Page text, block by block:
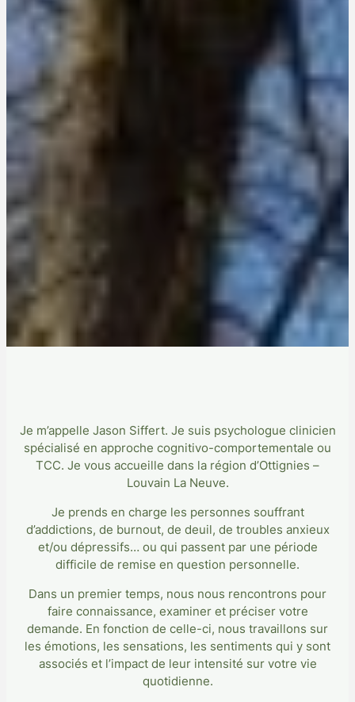
Je m’appelle Jason Siffert. Je suis psychologue clinicien
spécialisé en approche cognitivo-comportementale ou
TCC. Je vous accueille dans la région d’Ottignies –
Louvain La Neuve.
Je prends en charge les personnes souffrant
d’addictions, de burnout, de deuil, de troubles anxieux
et/ou dépressifs… ou qui passent par une période
difficile de remise en question personnelle.
Dans un premier temps, nous nous rencontrons pour
faire connaissance, examiner et préciser votre
demande. En fonction de celle-ci, nous travaillons sur
les émotions, les sensations, les sentiments qui y sont
associés et l’impact de leur intensité sur votre vie
quotidienne.